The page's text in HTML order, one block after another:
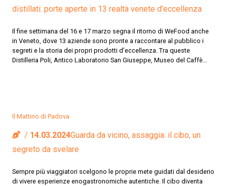
distillati: porte aperte in 13 realtà venete d’eccellenza
Il fine settimana del 16 e 17 marzo segna il ritorno di WeFood anche
in Veneto, dove 13 aziende sono pronte a raccontare al pubblico i
segreti e la storia dei propri prodotti d’eccellenza. Tra queste
Distilleria Poli, Antico Laboratorio San Giuseppe, Museo del Caffè…
Il Mattino di Padova
14.03.2024Guarda da vicino, assaggia: il cibo, un
segreto da svelare
Sempre più viaggiatori scelgono le proprie mete guidati dal desiderio
di vivere esperienze enogastronomiche autentiche. Il cibo diventa